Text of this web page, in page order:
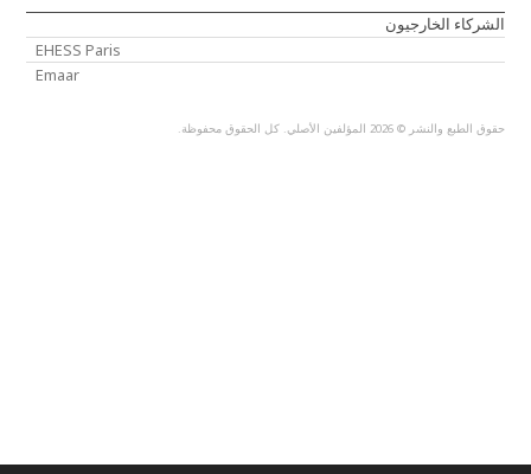
الشركاء الخارجيون
EHESS Paris
Emaar
حقوق الطبع والنشر © 2026 المؤلفين الأصلي. كل الحقوق محفوظة.